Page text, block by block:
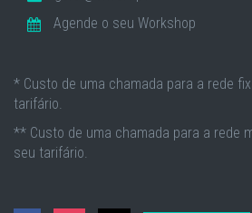
Agende o seu Workshop
* Custo de uma chamada para a rede
tarifário.
** Custo de uma chamada para a rede
seu tarifário.